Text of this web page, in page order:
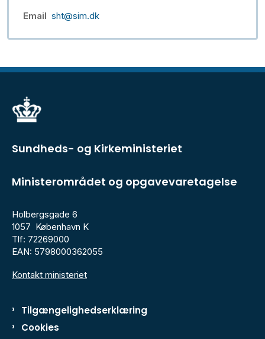
Email sht@sim.dk
Sundheds- og Kirkeministeriet
Ministerområdet og opgavevaretagelse
Holbergsgade 6
1057 København K
Tlf: 72269000
EAN: 5798000362055
Kontakt ministeriet
Tilgængelighedserklæring
Cookies